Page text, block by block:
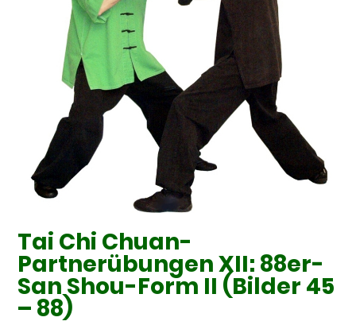
Tai Chi Chuan-
Partnerübungen XII: 88er-
San Shou-Form II (Bilder 45
– 88)